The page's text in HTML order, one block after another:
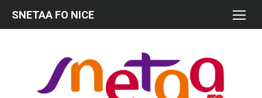
SNETAA FO NICE